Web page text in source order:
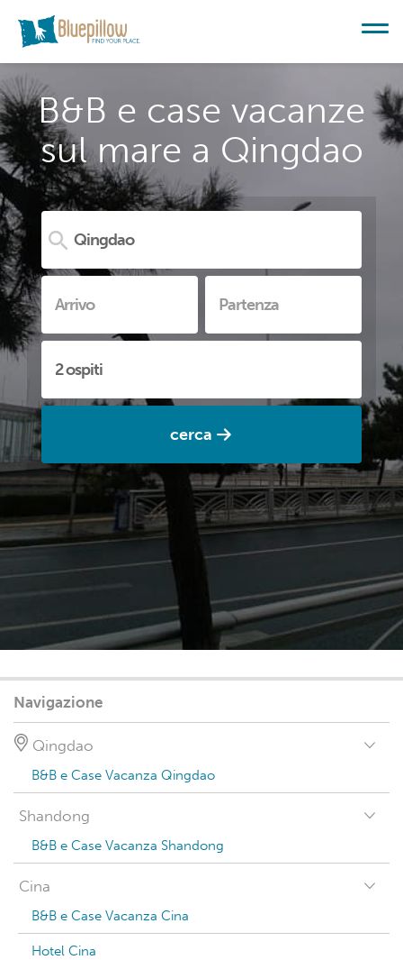
B&B e case vacanze
sul mare a Qingdao
cerca
Navigazione
Qingdao
B&B e Case Vacanza Qingdao
Shandong
B&B e Case Vacanza Shandong
Cina
B&B e Case Vacanza Cina
Hotel Cina